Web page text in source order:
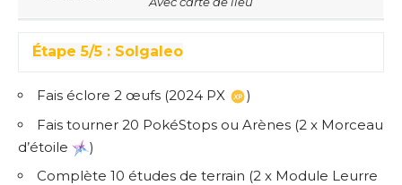
Étape 5/5 : Solgaleo
Fais éclore 2 œufs (2024 PX
)
Fais tourner 20 PokéStops ou Arènes (2 x Morceau
d’étoile
)
Complète 10 études de terrain (2 x Module Leurre